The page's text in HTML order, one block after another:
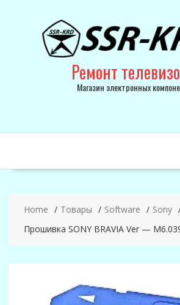
Ремонт
Магазин электронных
Home Товары Software
Sony
Прошивка SONY BRAVIA Ver —